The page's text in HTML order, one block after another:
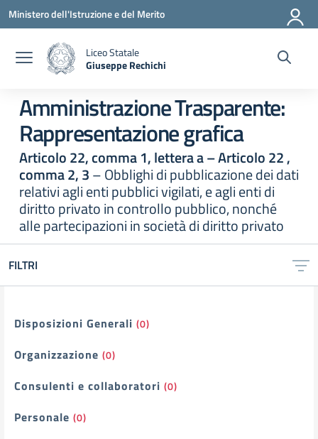
Vai ai contenuti
Vai al menu di navigazione
Vai al footer
Ministero dell'Istruzione e del Merito
Liceo Statale
Giuseppe Rechichi
Amministrazione Trasparente:
Rappresentazione grafica
Articolo 22, comma 1, lettera a – Articolo 22 ,
comma 2, 3– Obblighi di pubblicazione dei dati
relativi agli enti pubblici vigilati, e agli enti di
diritto privato in controllo pubblico, nonché
alle partecipazioni in società di diritto privato
FILTRI
Filtri
Disposizioni Generali (0)
Organizzazione (0)
Consulenti e collaboratori (0)
Personale (0)